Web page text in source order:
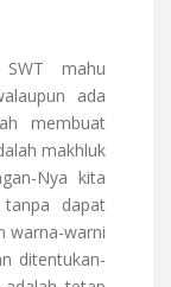
mahu
ada
membuat
makhluk
Nya kita
dapat
warna-warni
ditentukan-